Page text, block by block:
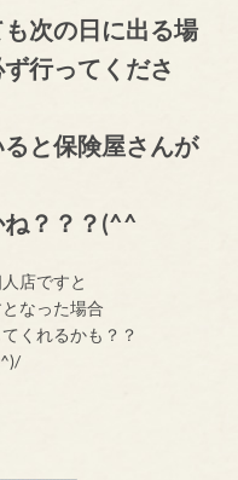
次の日に出る場
行ってくださ
ると保険屋さんが
？？？(^^
店ですと
なった場合
くれるかも？？